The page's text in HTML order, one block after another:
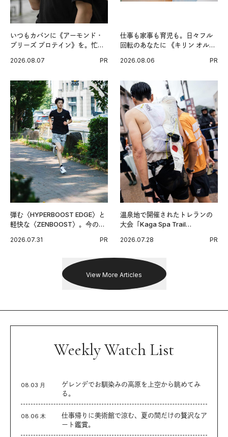
いつもカバンに《アーモンド・
ブリーズ プロテイン》を。忙し
グ習慣。
2026.08.07 PR
仕事も家事も育児も。日々フル
回転のあなたに 《キリン オルニ
2026.08.06 PR
弾む〈HYPERBOOST EDGE〉と
軽快な〈ZENBOOST〉。今の時
出した新機軸。
2026.07.31 PR
温泉地で開催されたトレランの
大会「Kaga Spa Trail
戦を夢見るランナーたちの奮闘
2026.07.28 PR
View More Articles
Weekly Watch List
08.03 月
ゲレンデでお馴染みの高原を上空から眺めてみ
る。
08.06 木
仕事帰りに美術館で涼む、夏の間だけの贅沢なア
ート鑑賞。